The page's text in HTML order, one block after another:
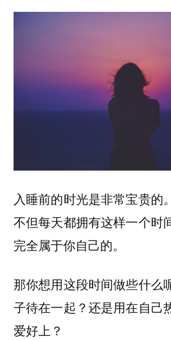
入睡前的时光是非常宝贵的
不但每天都拥有这样一个时
完全属于你自己的。
那你想用这段时间做些什么
子待在一起？还是用在自己
爱好上？